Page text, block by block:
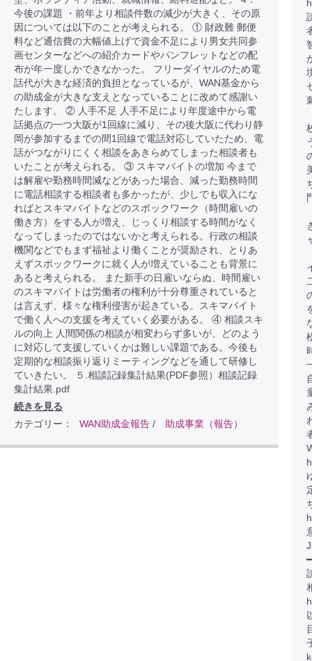
今後の課題 ・前年より相談件数の減少が大きく、その原
因については以下のことが考えられる。 ① 財政難 郵便
料など通信費の大幅値上げで資金不足により男女共同参
画センターなどへの紹介カードやパンフレットなどの配
布が年一度しかできなかった。 フリーダイヤルのため電
話代が大きな経済的負担となっているが、WAN基金から
の助成金が大きな支えとなっていることに改めて感謝い
たします。 ② 人手不足 人手不足により年度途中から電
話拠点の一つ大阪が1回線に減り、その後大阪に代わり静
岡が参加するまでの間1回線で電話対応していたため、電
話がつながりにくく相談をあきらめてしまった相談者も
いたことが考えられる。 ③ スキマバイトの増加 今まで
は解雇や勤務時間減などがあった場合、減った勤務時間
に電話相談する相談者も多かったが、少しでも収入にな
ればとスキマバイトなどのスポックワーク（時間雇いの
働き方）をする人が増え、じっくり相談する時間がなく
なってしまったのではないかと考えられる。行政の相談
機関などでもまず福祉より働くことが奨励され、とりあ
えずスポックワークに就く人が増えていることも背景に
あると考えられる。 また新手の日雇いならぬ、時間雇い
のスキマバイトは労働者の権利が十分尊重されていると
は言えず、様々な権利侵害が起きている。スキマバイト
で働く人への支援を考えていく必要がある。 ④ 相談スキ
ルの向上 人間関係の相談が相変わらず多いが、どのよう
に対応して支援していくかは難しい課題である。今後も
定期的な相談振り返りミーティングなどを通して研修し
ていきたい。 ５.相談記録集計結果(PDF参照）相談記録
集計結果.pdf
続きを見る
カテゴリー：
WAN助成金報告 / 助成事業（報告）